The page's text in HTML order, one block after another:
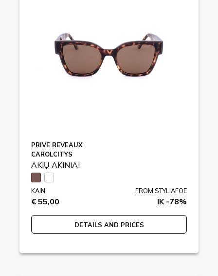
PRIVE REVEAUX
CAROLCITYS
AKIŲ AKINIAI
KAIN
€ 55,00
FROM STYLIAFOE
IK -78%
DETAILS AND PRICES